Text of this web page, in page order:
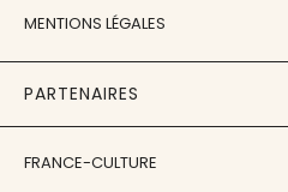
MENTIONS LÉGALES
PARTENAIRES
FRANCE-CULTURE